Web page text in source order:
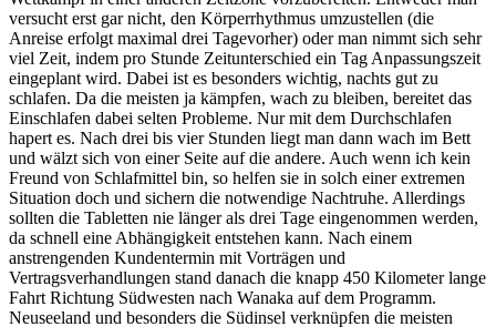
versucht erst gar nicht, den Körperrhythmus umzustellen (die
Anreise erfolgt maximal drei Tagevorher) oder man nimmt sich sehr
viel Zeit, indem pro Stunde Zeitunterschied ein Tag Anpassungszeit
eingeplant wird. Dabei ist es besonders wichtig, nachts gut zu
schlafen. Da die meisten ja kämpfen, wach zu bleiben, bereitet das
Einschlafen dabei selten Probleme. Nur mit dem Durchschlafen
hapert es. Nach drei bis vier Stunden liegt man dann wach im Bett
und wälzt sich von einer Seite auf die andere. Auch wenn ich kein
Freund von Schlafmittel bin, so helfen sie in solch einer extremen
Situation doch und sichern die notwendige Nachtruhe. Allerdings
sollten die Tabletten nie länger als drei Tage eingenommen werden,
da schnell eine Abhängigkeit entstehen kann. Nach einem
anstrengenden Kundentermin mit Vorträgen und
Vertragsverhandlungen stand danach die knapp 450 Kilometer lange
Fahrt Richtung Südwesten nach Wanaka auf dem Programm.
Neuseeland und besonders die Südinsel verknüpfen die meisten